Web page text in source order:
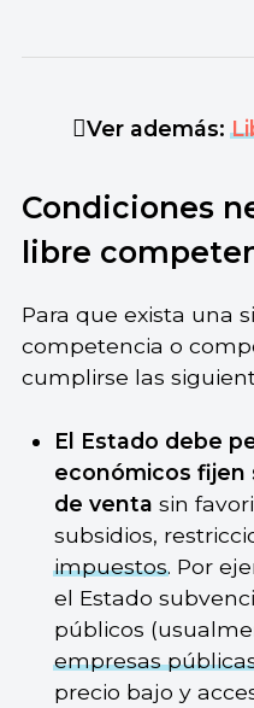
Ver además:
Condiciones
libre
Para que exista una
competencia o
cumplirse las
El Estado debe
económicos fijen
de venta sin
subsidios,
impuestos. Por
el Estado
públicos
empresas
precio bajo y